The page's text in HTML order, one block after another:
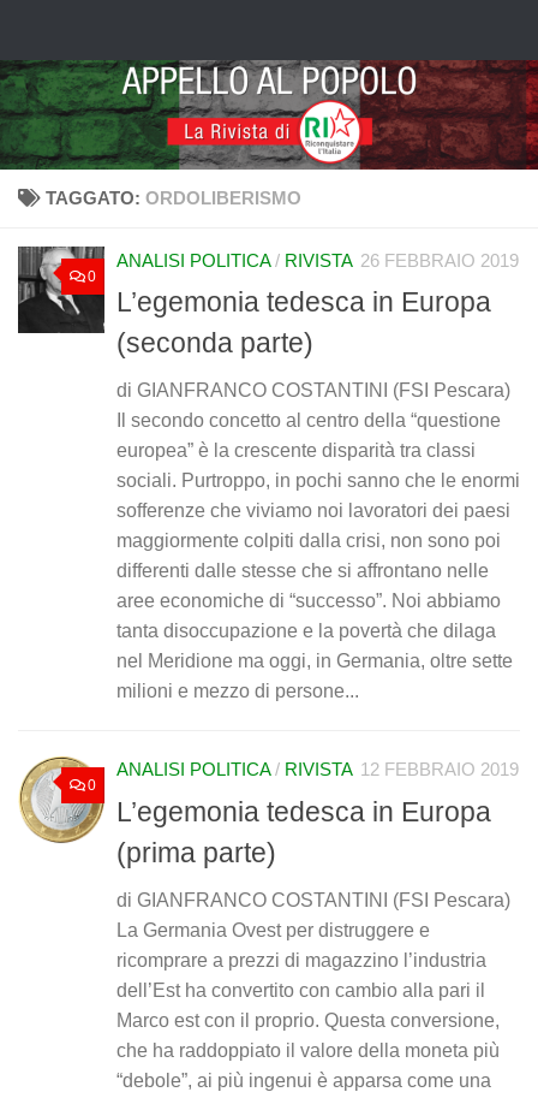
TAGGATO: ORDOLIBERISMO
0
ANALISI POLITICA/ RIVISTA 26 FEBBRAIO 2019
L’egemonia tedesca in Europa
(seconda parte)
di GIANFRANCO COSTANTINI (FSI Pescara)
Il secondo concetto al centro della “questione
europea” è la crescente disparità tra classi
sociali. Purtroppo, in pochi sanno che le enormi
sofferenze che viviamo noi lavoratori dei paesi
maggiormente colpiti dalla crisi, non sono poi
differenti dalle stesse che si affrontano nelle
aree economiche di “successo”. Noi abbiamo
tanta disoccupazione e la povertà che dilaga
nel Meridione ma oggi, in Germania, oltre sette
milioni e mezzo di persone...
0
ANALISI POLITICA/ RIVISTA 12 FEBBRAIO 2019
L’egemonia tedesca in Europa
(prima parte)
di GIANFRANCO COSTANTINI (FSI Pescara)
La Germania Ovest per distruggere e
ricomprare a prezzi di magazzino l’industria
dell’Est ha convertito con cambio alla pari il
Marco est con il proprio. Questa conversione,
che ha raddoppiato il valore della moneta più
“debole”, ai più ingenui è apparsa come una